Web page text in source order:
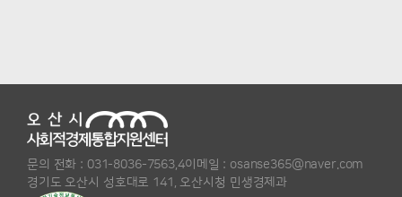
문의 전화 : 031-8036-7563,4이메일 : osanse365@naver.com
경기도 오산시 성호대로 141, 오산시청 민생경제과